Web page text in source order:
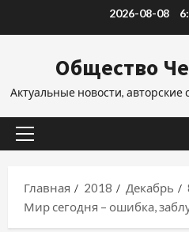
2026-08-08
Общество
Актуальные новости, авторские
Основное
Главная
2018 Декабрь
Мир сегодня – ошибка,